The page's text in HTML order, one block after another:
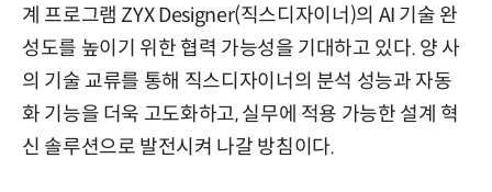
계 프로그램 ZYX Designer(직스디자이너)의 AI 기술 완
성도를 높이기 위한 협력 가능성을 기대하고 있다. 양 사
의 기술 교류를 통해 직스디자이너의 분석 성능과 자동
화 기능을 더욱 고도화하고, 실무에 적용 가능한 설계 혁
신 솔루션으로 발전시켜 나갈 방침이다.